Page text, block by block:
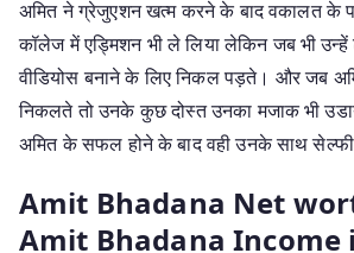
अमित ने ग्रेजुएशन खत्म करने के बाद वकालत के
कॉलेज में एड्मिशन भी ले लिया लेकिन जब भी उन्हें
वीडियोस बनाने के लिए निकल पड़ते। और जब
निकलते तो उनके कुछ दोस्त उनका मजाक भी
अमित के सफल होने के बाद वही उनके साथ
Amit Bhadana Net
Amit Bhadana Income